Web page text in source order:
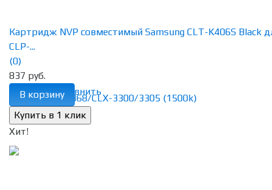
избранное сравнить
Картридж NVP совместимый Samsung CLT-K406S Black
CLP-...
(0)
837 руб.
В корзину
Хит!